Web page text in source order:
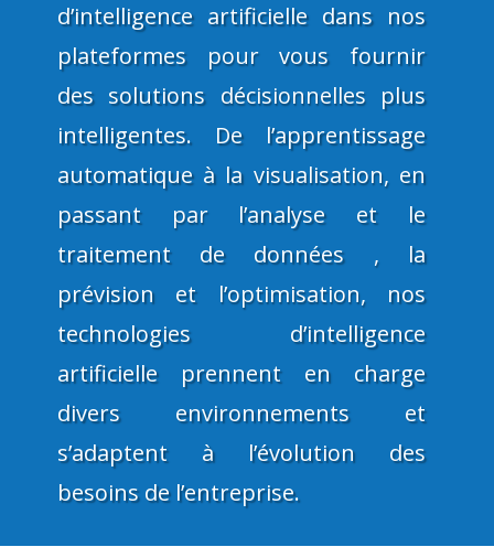
d’intelligence artificielle dans nos
plateformes pour vous fournir
des solutions décisionnelles plus
intelligentes. De l’apprentissage
automatique à la visualisation, en
passant par l’analyse et le
traitement de données , la
prévision et l’optimisation, nos
technologies d’intelligence
artificielle prennent en charge
divers environnements et
s’adaptent à l’évolution des
besoins de l’entreprise.